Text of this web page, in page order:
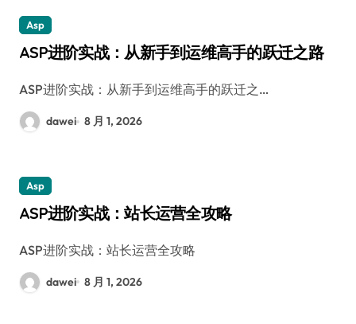
Asp
ASP进阶实战：从新手到运维高手的跃迁之路
ASP进阶实战：从新手到运维高手的跃迁之…
dawei 8 月 1, 2026
Asp
ASP进阶实战：站长运营全攻略
ASP进阶实战：站长运营全攻略
dawei 8 月 1, 2026